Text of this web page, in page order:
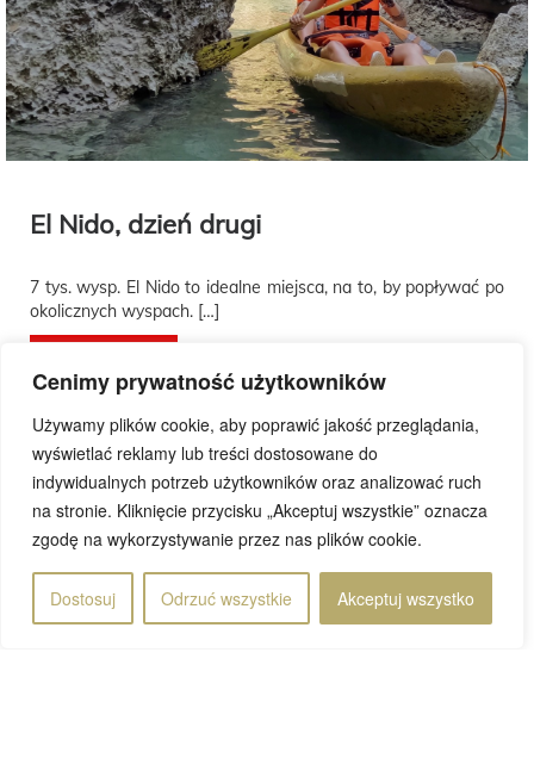
Cenimy prywatność użytkowników
Używamy plików cookie, aby poprawić jakość przeglądania,
wyświetlać reklamy lub treści dostosowane do
indywidualnych potrzeb użytkowników oraz analizować ruch
na stronie. Kliknięcie przycisku „Akceptuj wszystkie” oznacza
zgodę na wykorzystywanie przez nas plików cookie.
Dostosuj Odrzuć wszystkie Akceptuj wszystko
El Nido, dzień drugi
7 tys. wysp. El Nido to idealne miejsca, na to, by popływać po
okolicznych wyspach. […]
Rafał
22 marca 2024